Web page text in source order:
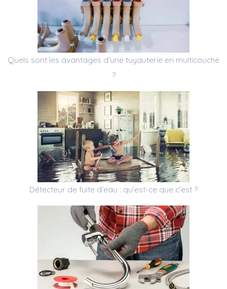
Quels sont les avantages d’une tuyauterie en multicouche
?
Détecteur de fuite d’eau : qu’est-ce que c’est ?